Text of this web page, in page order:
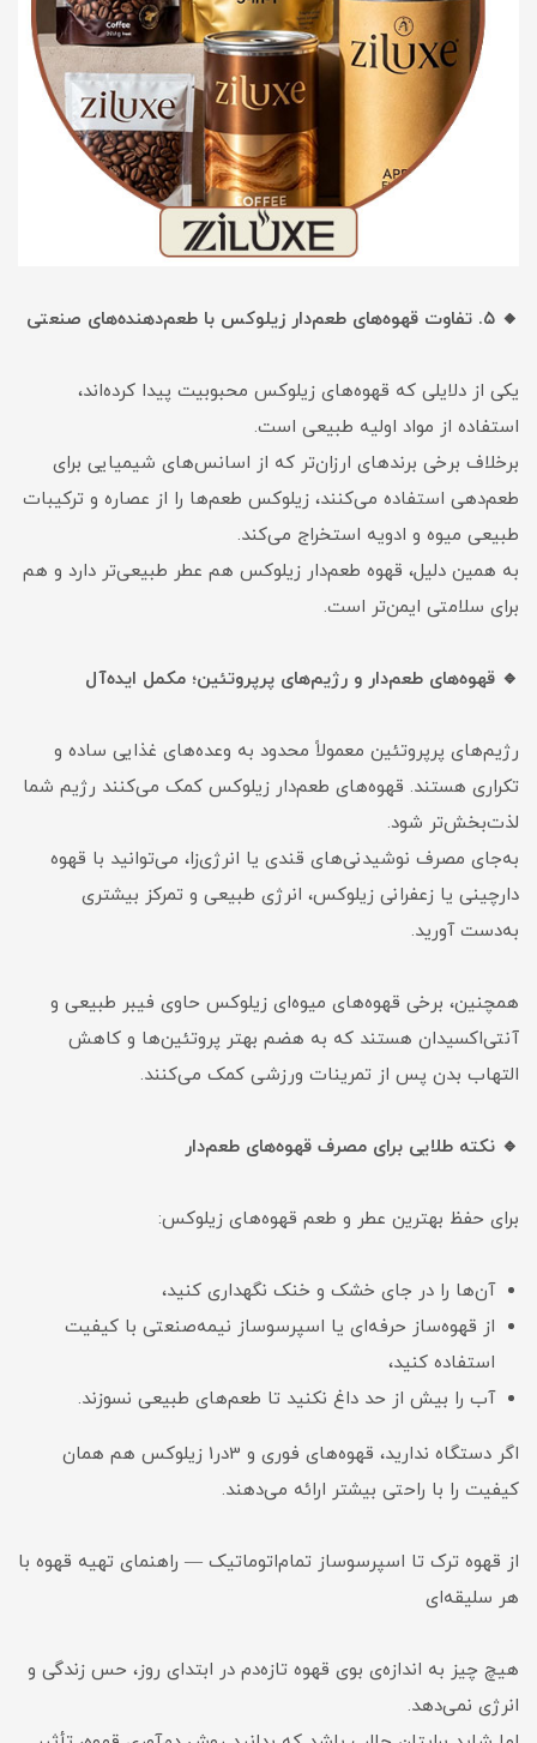
🔸 ۵. تفاوت قهوه‌های طعم‌دار زیلوکس با طعم‌دهنده‌های صنعتی
یکی از دلایلی که قهوه‌های زیلوکس محبوبیت پیدا کرده‌اند،
استفاده از مواد اولیه طبیعی است.
برخلاف برخی برندهای ارزان‌تر که از اسانس‌های شیمیایی برای
طعم‌دهی استفاده می‌کنند، زیلوکس طعم‌ها را از عصاره و ترکیبات
طبیعی میوه و ادویه استخراج می‌کند.
به همین دلیل، قهوه طعم‌دار زیلوکس هم عطر طبیعی‌تر دارد و هم
برای سلامتی ایمن‌تر است.
🔹 قهوه‌های طعم‌دار و رژیم‌های پرپروتئین؛ مکمل ایده‌آل
رژیم‌های پرپروتئین معمولاً محدود به وعده‌های غذایی ساده و
تکراری هستند. قهوه‌های طعم‌دار زیلوکس کمک می‌کنند رژیم شما
لذت‌بخش‌تر شود.
به‌جای مصرف نوشیدنی‌های قندی یا انرژی‌زا، می‌توانید با قهوه
دارچینی یا زعفرانی زیلوکس، انرژی طبیعی و تمرکز بیشتری
به‌دست آورید.
همچنین، برخی قهوه‌های میوه‌ای زیلوکس حاوی فیبر طبیعی و
آنتی‌اکسیدان هستند که به هضم بهتر پروتئین‌ها و کاهش
التهاب بدن پس از تمرینات ورزشی کمک می‌کنند.
🔹 نکته طلایی برای مصرف قهوه‌های طعم‌دار
برای حفظ بهترین عطر و طعم قهوه‌های زیلوکس:
آن‌ها را در جای خشک و خنک نگهداری کنید،
از قهوه‌ساز حرفه‌ای یا اسپرسوساز نیمه‌صنعتی با کیفیت
استفاده کنید،
آب را بیش از حد داغ نکنید تا طعم‌های طبیعی نسوزند.
اگر دستگاه ندارید، قهوه‌های فوری و 3در1 زیلوکس هم همان
کیفیت را با راحتی بیشتر ارائه می‌دهند.
از قهوه ترک تا اسپرسوساز تمام‌اتوماتیک — راهنمای تهیه قهوه با
هر سلیقه‌ای
هیچ چیز به اندازه‌ی بوی قهوه تازه‌دم در ابتدای روز، حس زندگی و
انرژی نمی‌دهد.